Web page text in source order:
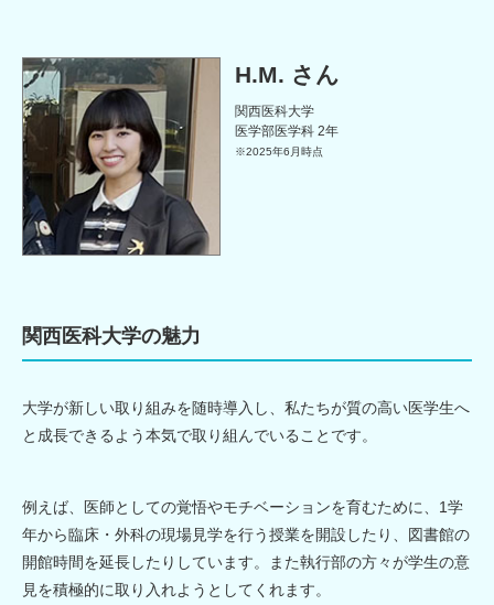
H.M. さん
関西医科大学
医学部医学科 2年
※2025年6月時点
関西医科大学の魅力
大学が新しい取り組みを随時導入し、私たちが質の高い医学生へ
と成長できるよう本気で取り組んでいることです。
例えば、医師としての覚悟やモチベーションを育むために、1学
年から臨床・外科の現場見学を行う授業を開設したり、図書館の
開館時間を延長したりしています。また執行部の方々が学生の意
見を積極的に取り入れようとしてくれます。